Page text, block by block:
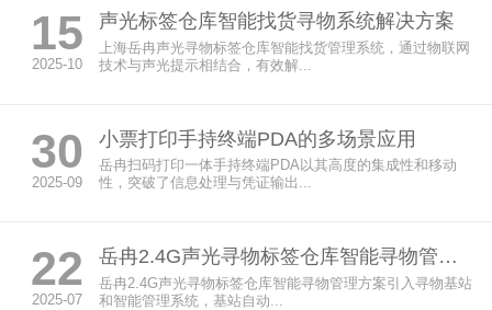
15
2025-10
声光标签仓库智能找货寻物系统解决方案
上海岳冉声光寻物标签仓库智能找货管理系统，通过物联网
技术与声光提示相结合，有效解...
30
2025-09
小票打印手持终端PDA的多场景应用
岳冉扫码打印一体手持终端PDA以其高度的集成性和移动
性，突破了信息处理与凭证输出...
22
2025-07
岳冉2.4G声光寻物标签仓库智能寻物管理方案
岳冉2.4G声光寻物标签仓库智能寻物管理方案引入寻物基站
和智能管理系统，基站自动...